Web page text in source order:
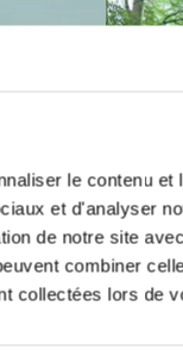
le contenu
et d'analyser
de notre site
combiner
collectées lors de